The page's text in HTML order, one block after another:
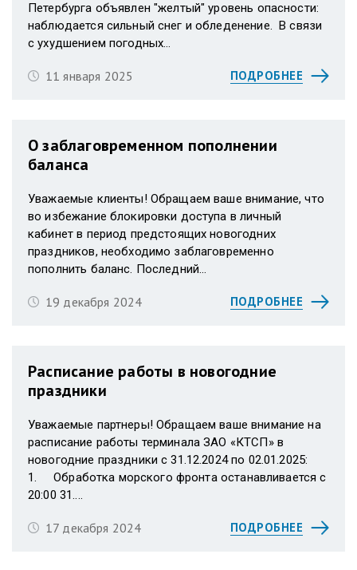
Петербурга объявлен "желтый" уровень опасности:
наблюдается сильный снег и обледенение. В связи
с ухудшением погодных...
11 января 2025 ПОДРОБНЕЕ
О заблаговременном пополнении
баланса
Уважаемые клиенты! Обращаем ваше внимание, что
во избежание блокировки доступа в личный
кабинет в период предстоящих новогодних
праздников, необходимо заблаговременно
пополнить баланс. Последний...
19 декабря 2024 ПОДРОБНЕЕ
Расписание работы в новогодние
праздники
Уважаемые партнеры! Обращаем ваше внимание на
расписание работы терминала ЗАО «КТСП» в
новогодние праздники с 31.12.2024 по 02.01.2025:
1. Обработка морского фронта останавливается с
20:00 31....
17 декабря 2024 ПОДРОБНЕЕ